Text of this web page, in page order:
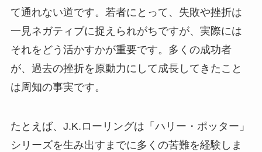
て通れない道です。若者にとって、失敗や挫折は
一見ネガティブに捉えられがちですが、実際には
それをどう活かすかが重要です。多くの成功者
が、過去の挫折を原動力にして成長してきたこと
は周知の事実です。
たとえば、J.K.ローリングは「ハリー・ポッター」
シリーズを生み出すまでに多くの苦難を経験しま